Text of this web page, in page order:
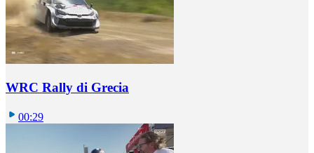
WRC Rally di Grecia
00:29